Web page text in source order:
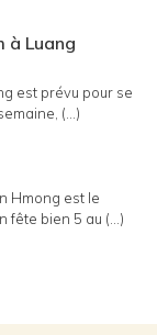
à Luang
est prévu pour se
(...)
Hmong est le
fête bien 5 au (...)